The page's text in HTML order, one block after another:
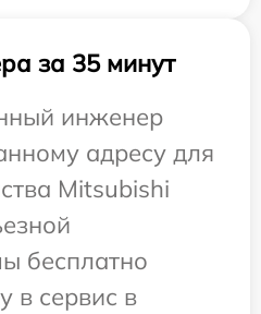
за 35 минут
инженер
адресу для
Mitsubishi
бесплатно
в сервис в